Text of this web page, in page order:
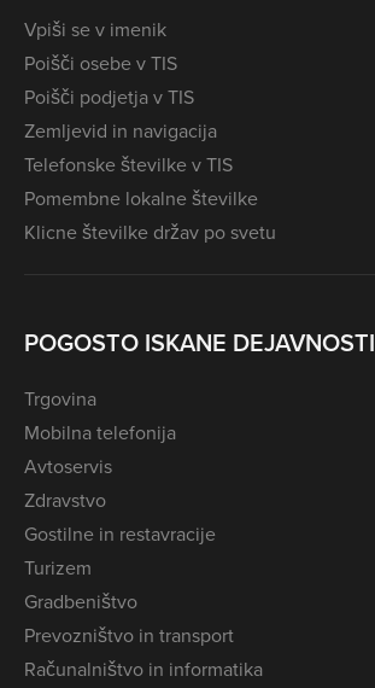
Vpiši se v imenik
Poišči osebe v TIS
Poišči podjetja v TIS
Zemljevid in navigacija
Telefonske številke v TIS
Pomembne lokalne številke
Klicne številke držav po svetu
POGOSTO ISKANE DEJAVNOSTI
Trgovina
Mobilna telefonija
Avtoservis
Zdravstvo
Gostilne in restavracije
Turizem
Gradbeništvo
Prevozništvo in transport
Računalništvo in informatika